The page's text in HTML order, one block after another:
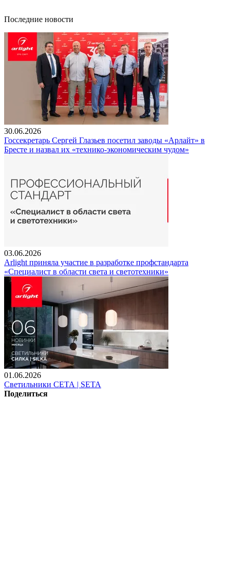
Последние новости
30.06.2026
Госсекретарь Сергей Глазьев посетил заводы «Арлайт» в
Бресте и назвал их «технико-экономическим чудом»
03.06.2026
Arlight приняла участие в разработке профстандарта
«Специалист в области света и светотехники»
01.06.2026
Светильники СЕТА | SETA
Поделиться